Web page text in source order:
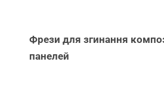
Фрези для згинання
панелей